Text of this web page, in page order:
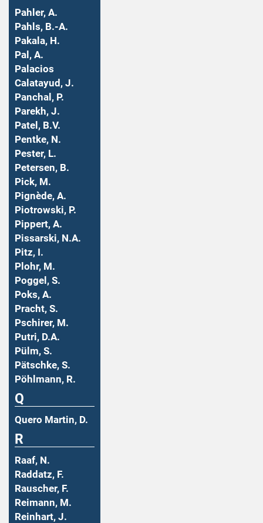
Pahler, A.
Pahls, B.-A.
Pakala, H.
Pal, A.
Palacios
Calatayud, J.
Panchal, P.
Parekh, J.
Patel, B.V.
Pentke, N.
Pester, L.
Petersen, B.
Pick, M.
Pignède, A.
Piotrowski, P.
Pippert, A.
Pissarski, N.A.
Pitz, I.
Plohr, M.
Poggel, S.
Poks, A.
Pracht, S.
Pschirer, M.
Putri, D.A.
Pülm, S.
Pätschke, S.
Pöhlmann, R.
Q
Quero Martin, D.
R
Raaf, N.
Raddatz, F.
Rauscher, F.
Reimann, M.
Reinhart, J.